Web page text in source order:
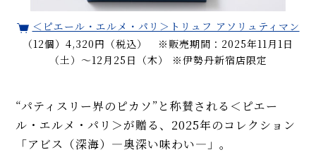
＜ピエール・エルメ・パリ＞トリュフ アソリュティマン
（12個）4,320円（税込） ※販売期間：2025年11月1日
（土）～12月25日（木） ※伊勢丹新宿店限定
“パティスリー界のピカソ”と称賛される＜ピエー
ル・エルメ・パリ＞が贈る、2025年のコレクション
「アビス（深海）―奥深い味わい―」。